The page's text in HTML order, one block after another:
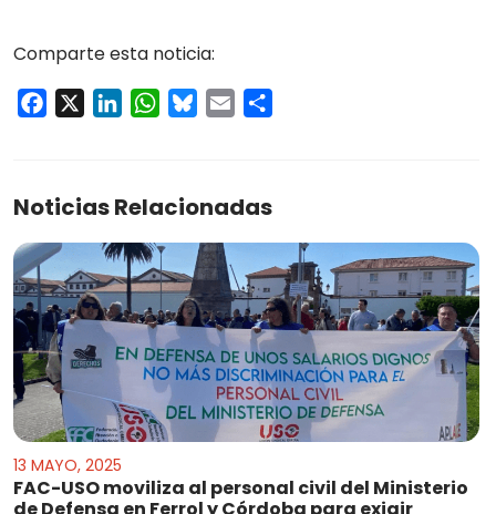
Comparte esta noticia:
Facebook LinkedInWhatsApp
Bluesky
Email
Noticias Relacionadas
13 MAYO, 2025
FAC-USO moviliza al personal civil del Ministerio